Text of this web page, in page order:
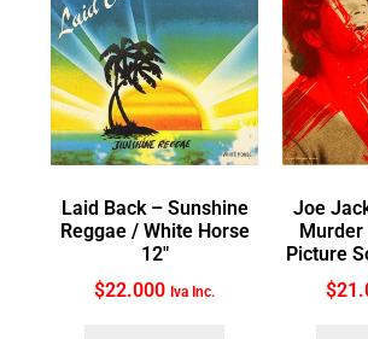
Laid Back ‎– Sunshine
Reggae / White Horse
12″
$22.000 Iva Inc.
Joe
Murder
Picture
$